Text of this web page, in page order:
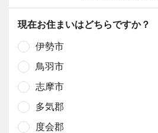
現在お住まいはどちらですか？
伊勢市
鳥羽市
志摩市
多気郡
度会郡